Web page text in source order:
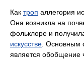
Как троп аллегория
Она возникла на
фольклоре и
искусстве . Основным
является обобщение